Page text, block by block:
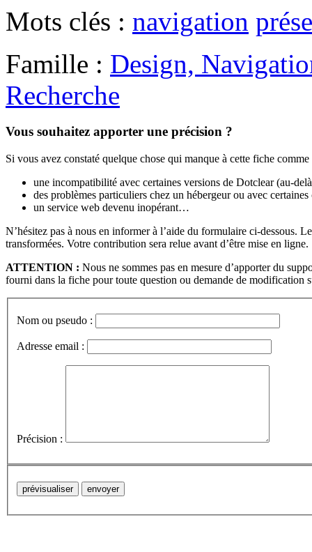
Mots clés : navigation
Famille : Design,
Recherche
Vous souhaitez apporter une précision ?
Si vous avez constaté quelque chose qui manque à cette fiche comme
une incompatibilité avec certaines versions de Dotclear (au-
des problèmes particuliers chez un hébergeur ou avec
un service web devenu inopérant…
N’hésitez pas à nous en informer à l’aide du formulaire ci-dessous.
transformées. Votre contribution sera relue avant d’être mise en ligne.
ATTENTION : Nous ne sommes pas en mesure d’apporter du
fourni dans la fiche pour toute question ou demande de modification
Nom ou pseudo :
Adresse email :
Précision :